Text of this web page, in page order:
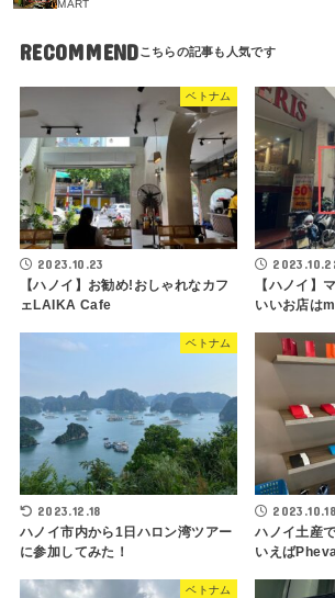
MART
RECOMMEND
ベトナム
2023.10.23
【ハノイ】お勧め!おしゃれなカフ
ェLAIKA Cafe
【ハノイ】
いいお店は
ベトナム
2023.12.18
ハノイ市内から1日ハロン湾ツアー
に参加してみた！
2023.10.18
ハノイ土産
いえば
ベトナム